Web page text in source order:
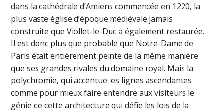
dans la cathédrale d’Amiens commencée en 1220, la
plus vaste église d’époque médiévale jamais
construite que Viollet-le-Duc a également restaurée.
Il est donc plus que probable que Notre-Dame de
Paris était entièrement peinte de la même manière
que ses grandes rivales du domaine royal. Mais la
polychromie, qui accentue les lignes ascendantes
comme pour mieux faire entendre aux visiteurs le
génie de cette architecture qui défie les lois de la